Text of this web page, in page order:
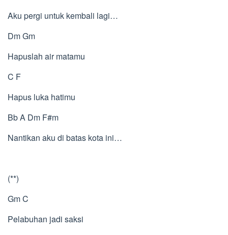
Aku pergi untuk kembali lagi…
Dm Gm
Hapuslah air matamu
C F
Hapus luka hatimu
Bb A Dm F#m
Nantikan aku di batas kota ini…
(**)
Gm C
Pelabuhan jadi saksi